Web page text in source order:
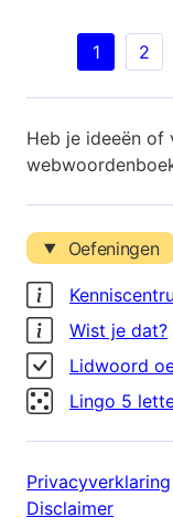
1 2
Heb je ideeën of
Oefeningen
Wist je dat?
Lidwoord
Lingo 5
Privacyverklaring
Disclaimer